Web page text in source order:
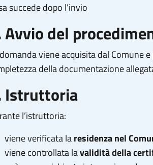
succede dopo l’invio
Avvio del
viene acquisita dal Comune
della documentazione
Istruttoria
l’istruttoria:
viene verificata laresidenza nel
viene controllata lavalidità della